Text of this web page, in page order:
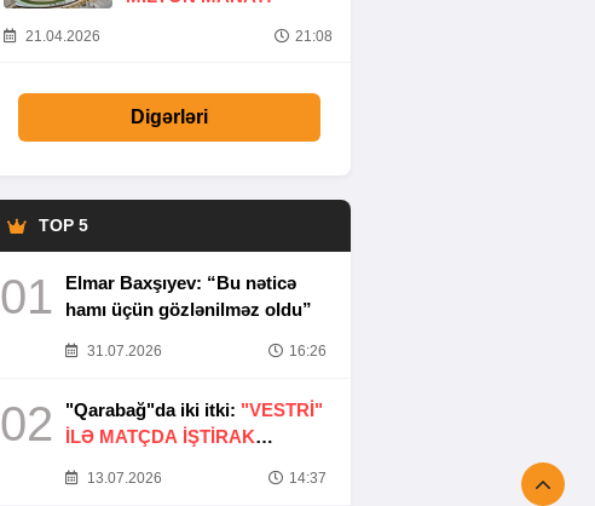
21.04.2026 21:08
Digərləri
TOP 5
01
Elmar Baxşıyev: “Bu nəticə
hamı üçün gözlənilməz oldu”
31.07.2026 16:26
02 "Qarabağ"da iki itki: "VESTRİ"
İLƏ MATÇDA İŞTİRAK
13.07.2026 14:37